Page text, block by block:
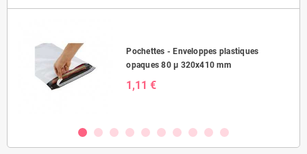
Pochettes - Enveloppes plastiques
opaques 80 µ 320x410 mm
1,11 €